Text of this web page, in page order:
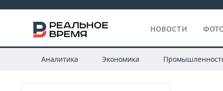
НОВОСТИ
Аналитика Экономика